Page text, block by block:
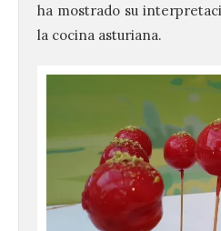
ha mostrado su
la cocina asturiana.